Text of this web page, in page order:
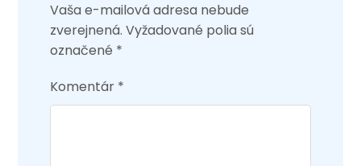
Vaša e-mailová adresa nebude
zverejnená. Vyžadované polia sú
označené *
Komentár *